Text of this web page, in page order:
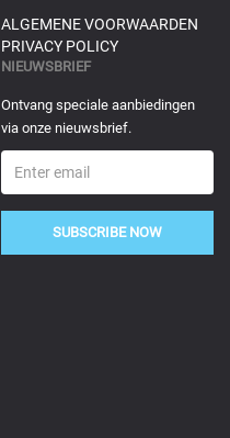
ALGEMENE VOORWAARDEN
PRIVACY POLICY
NIEUWSBRIEF
Ontvang speciale aanbiedingen
via onze nieuwsbrief.
SUBSCRIBE NOW